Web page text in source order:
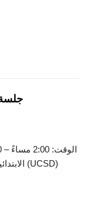
جلسة
الابتدائية التابعة لجامعة كاليفورنيا في سان دييغو (UCSD)